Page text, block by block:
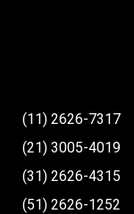
(11) 2626-7317
(21) 3005-4019
(31) 2626-4315
(51) 2626-1252